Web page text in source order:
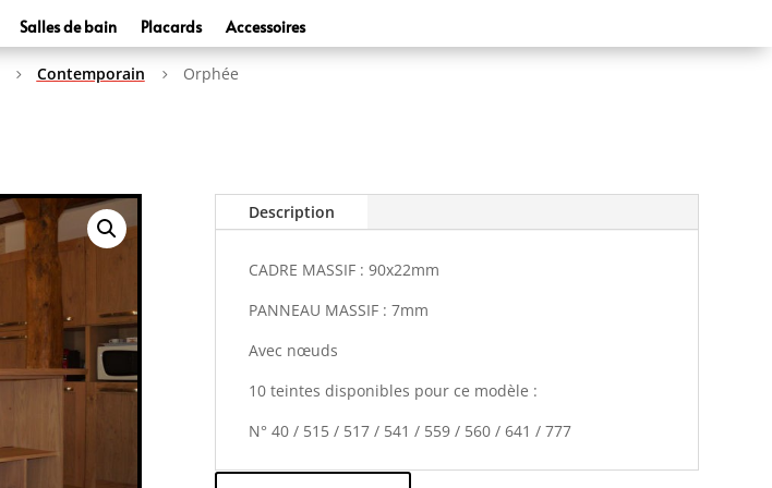
Salles de bain Placards Accessoires
5 Contemporain 5 Orphée
Description
CADRE MASSIF : 90x22mm
PANNEAU MASSIF : 7mm
Avec nœuds
10 teintes disponibles pour ce modèle :
N° 40 / 515 / 517 / 541 / 559 / 560 / 641 / 777